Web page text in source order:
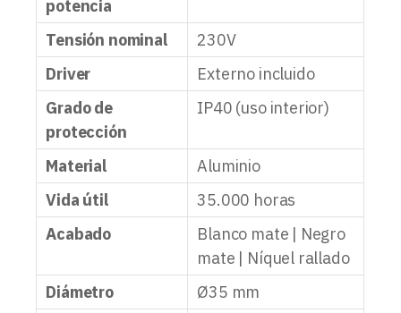
potencia
Tensión nominal
230V
Driver
Externo incluido
Grado de
protección
IP40 (uso interior)
Material
Aluminio
Vida útil
35.000 horas
Acabado
Blanco mate | Negro
mate | Níquel rallado
Diámetro
Ø35 mm